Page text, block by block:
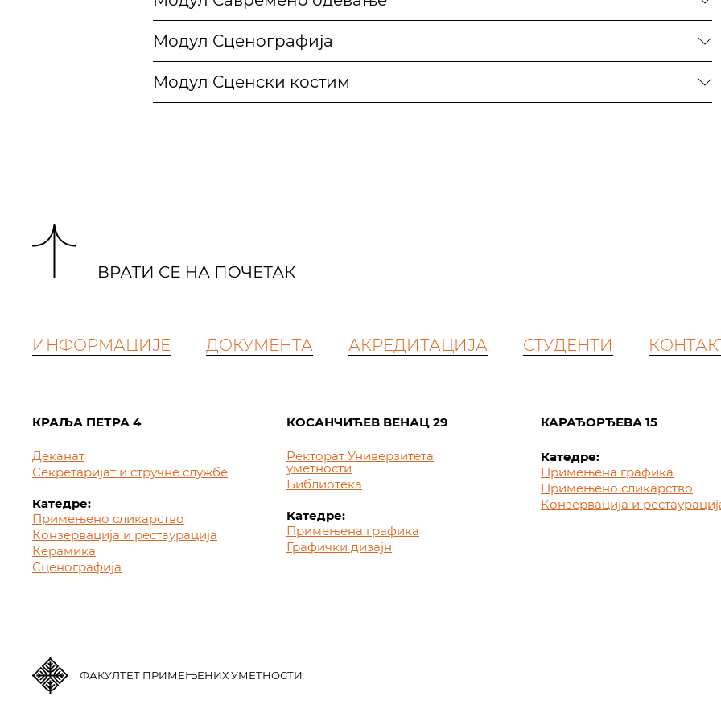
Модул Сценографија
Модул Сценски костим
ИНФОРМАЦИЈЕ ДОКУМЕНТА АКРЕДИТАЦИЈА СТУДЕНТИ
КРАЉА ПЕТРА 4
Деканат
Секретаријат и стручне службе
Катедре:
Примењено сликарство
Конзервација и рестаурација
Керамика
Сценографија
КОСАНЧИЋЕВ ВЕНАЦ 29
Ректорат Универзитета
уметности
Библиотека
Катедре:
Примењена графика
Графички дизајн
КАРАЂОРЂЕВА 15
Катедре:
Примењена графика
Примењено сликарство
Конзервација и
ФАКУЛТЕТ ПРИМЕЊЕНИХ УМЕТНОСТИ